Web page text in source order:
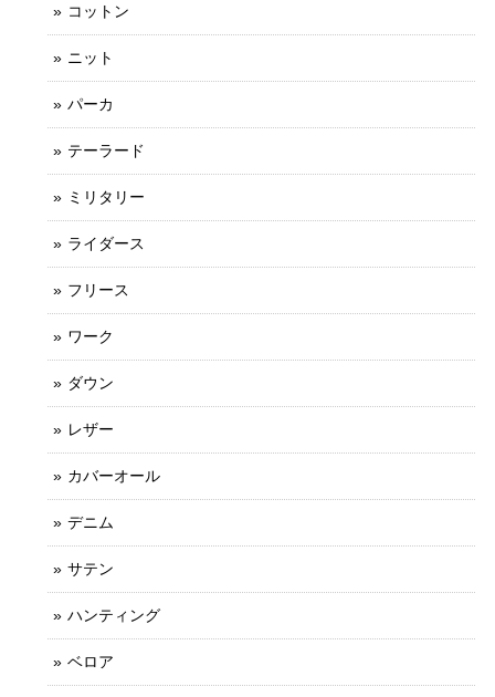
コットン
ニット
パーカ
テーラード
ミリタリー
ライダース
フリース
ワーク
ダウン
レザー
カバーオール
デニム
サテン
ハンティング
ベロア